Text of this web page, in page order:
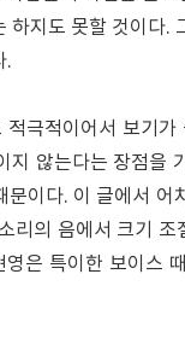
지도 못할 것이다.
.
극적이어서 보기
않는다는 장점을
이다. 이 글에서 어
리의 음에서 크기
은 특이한 보이스